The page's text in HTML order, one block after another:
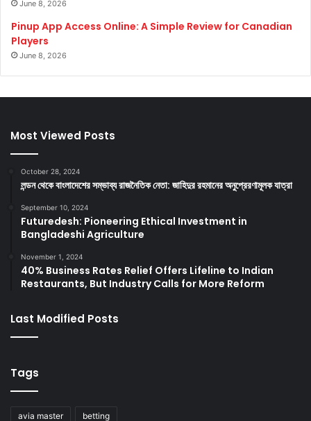
June 8, 2026
Pinup App Access Online: A Simple Review for Canadian
Players
June 8, 2026
Most Viewed Posts
October 28, 2024
লন্ডন থেকে বাংলাদেশের সম্ভাব্য রাজনৈতিক নেতা: জাহিদুর রহমানের অনুপ্রেরণামূলক যাত্রা
September 10, 2024
Futuredesh: Pioneering Ethical Investment in
Bangladeshi Agriculture
November 1, 2024
40% Business Rates Relief Offers Lifeline to Indian
Restaurants, But Industry Calls for More Reform
Last Modified Posts
Tags
avia master betting